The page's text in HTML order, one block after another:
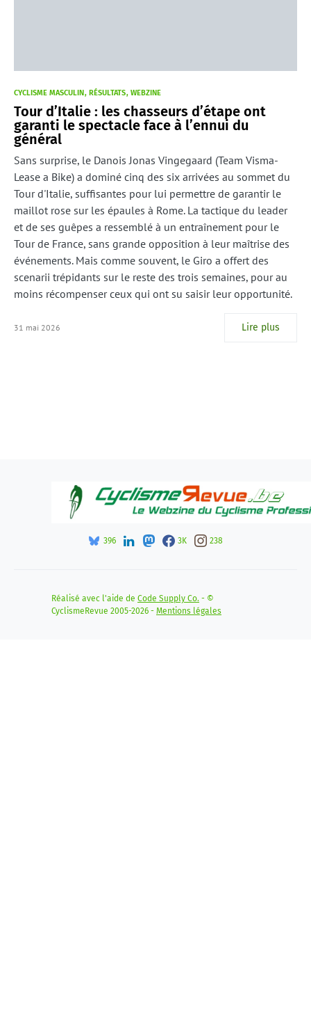
CYCLISME MASCULIN RÉSULTATS WEBZINE
Tour d’Italie : les chasseurs d’étape ont
garanti le spectacle face à l’ennui du
général
Sans surprise, le Danois Jonas Vingegaard (Team Visma-
Lease a Bike) a dominé cinq des six arrivées au sommet du
Tour d'Italie, suffisantes pour lui permettre de garantir le
maillot rose sur les épaules à Rome. La tactique du leader
et de ses guêpes a ressemblé à un entraînement pour le
Tour de France, sans grande opposition à leur maîtrise des
événements. Mais comme souvent, le Giro a offert des
scenarii trépidants sur le reste des trois semaines, pour au
moins récompenser ceux qui ont su saisir leur opportunité.
31 mai 2026 Lire plus
396 3K 238
Réalisé avec l'aide de Code Supply Co. - ©
CyclismeRevue 2005-2026 - Mentions légales